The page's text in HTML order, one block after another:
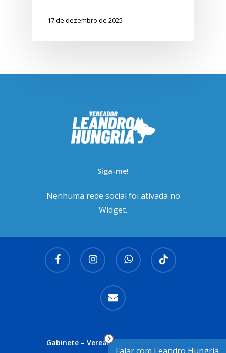
17 de dezembro de 2025
Siga-me!
Nenhuma rede social foi ativada no
Widget.
facebook instagram whatsapp tiktok
email
Gabinete – Vereador Leandro Hungria
Falar com Leandro Hungria